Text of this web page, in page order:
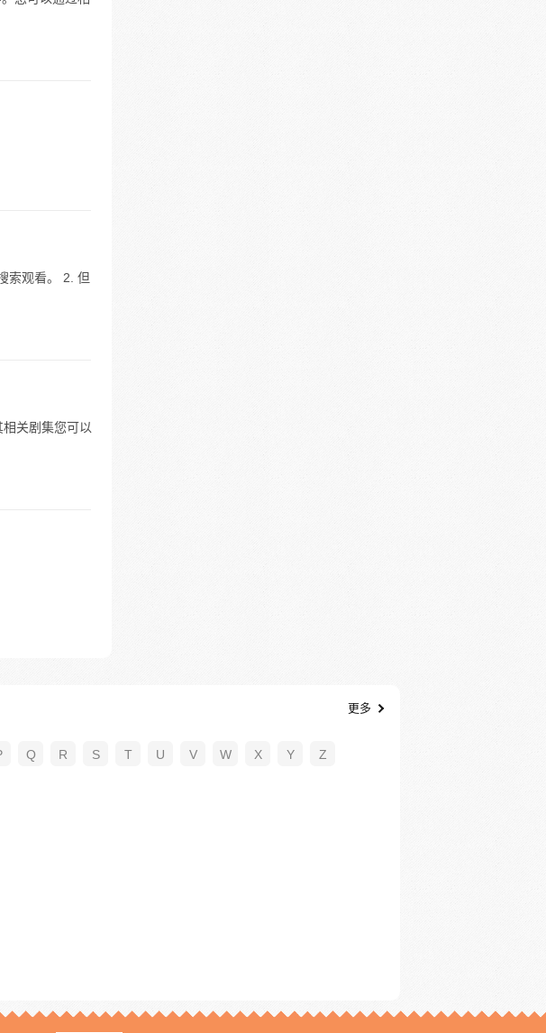
索观看。 2. 但
关剧集您可以
更多
Q R S T U V W X Y Z